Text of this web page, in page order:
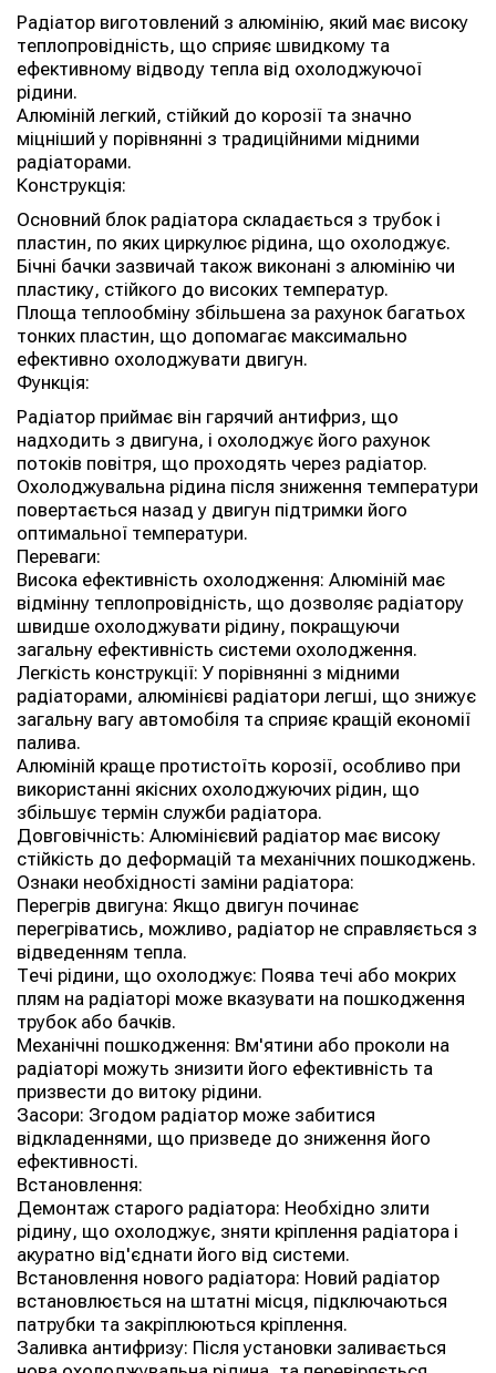
Радіатор виготовлений з алюмінію, який має високу
теплопровідність, що сприяє швидкому та
ефективному відводу тепла від охолоджуючої
рідини.
Алюміній легкий, стійкий до корозії та значно
міцніший у порівнянні з традиційними мідними
радіаторами.
Конструкція:
Основний блок радіатора складається з трубок і
пластин, по яких циркулює рідина, що охолоджує.
Бічні бачки зазвичай також виконані з алюмінію чи
пластику, стійкого до високих температур.
Площа теплообміну збільшена за рахунок багатьох
тонких пластин, що допомагає максимально
ефективно охолоджувати двигун.
Функція:
Радіатор приймає він гарячий антифриз, що
надходить з двигуна, і охолоджує його рахунок
потоків повітря, що проходять через радіатор.
Охолоджувальна рідина після зниження температури
повертається назад у двигун підтримки його
оптимальної температури.
Переваги:
Висока ефективність охолодження: Алюміній має
відмінну теплопровідність, що дозволяє радіатору
швидше охолоджувати рідину, покращуючи
загальну ефективність системи охолодження.
Легкість конструкції: У порівнянні з мідними
радіаторами, алюмінієві радіатори легші, що знижує
загальну вагу автомобіля та сприяє кращій економії
палива.
Алюміній краще протистоїть корозії, особливо при
використанні якісних охолоджуючих рідин, що
збільшує термін служби радіатора.
Довговічність: Алюмінієвий радіатор має високу
стійкість до деформацій та механічних пошкоджень.
Ознаки необхідності заміни радіатора:
Перегрів двигуна: Якщо двигун починає
перегріватись, можливо, радіатор не справляється з
відведенням тепла.
Течі рідини, що охолоджує: Поява течі або мокрих
плям на радіаторі може вказувати на пошкодження
трубок або бачків.
Механічні пошкодження: Вм'ятини або проколи на
радіаторі можуть знизити його ефективність та
призвести до витоку рідини.
Засори: Згодом радіатор може забитися
відкладеннями, що призведе до зниження його
ефективності.
Встановлення:
Демонтаж старого радіатора: Необхідно злити
рідину, що охолоджує, зняти кріплення радіатора і
акуратно від'єднати його від системи.
Встановлення нового радіатора: Новий радіатор
встановлюється на штатні місця, підключаються
патрубки та закріплюються кріплення.
Заливка антифризу: Після установки заливається